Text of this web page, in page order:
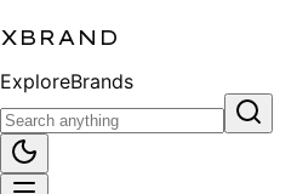
XBRAND
ExploreBrands